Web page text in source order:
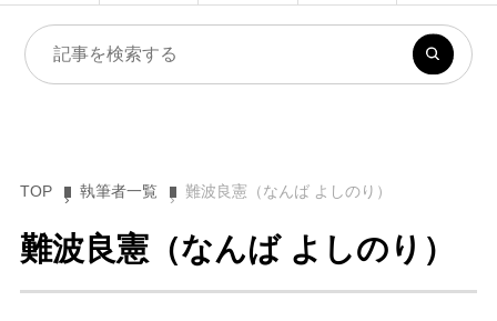
TOP 執筆者一覧 難波良憲（なんば よしのり）
難波良憲（なんば よしのり）